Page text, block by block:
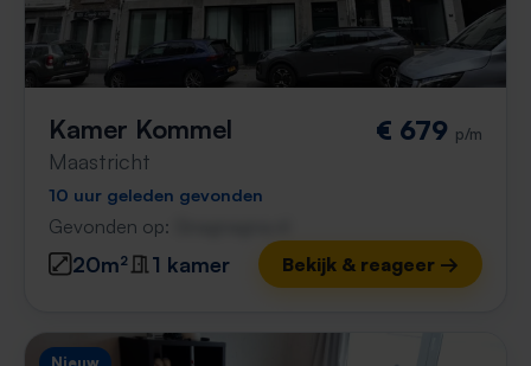
Kamer Kommel
Maastricht
€ 679 p/m
10 uur geleden gevonden
Gevonden op:
20m² 1 kamer Bekijk & reageer →